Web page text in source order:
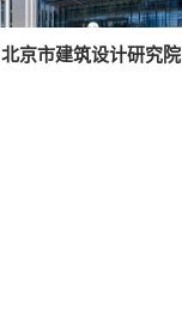
京市建筑设计研究院